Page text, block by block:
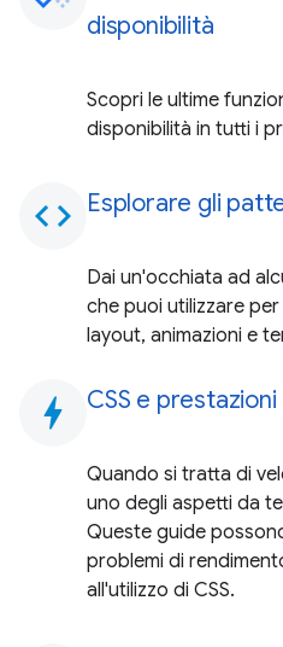
disponibilità
Scopri le ultime
disponibilità in tutti i
code Esplorare gli
Dai un'occhiata ad
che puoi utilizzare
layout, animazioni e
bolt CSS e prestazioni
Quando si tratta di
uno degli aspetti da
Queste guide
problemi di
all'utilizzo di CSS.